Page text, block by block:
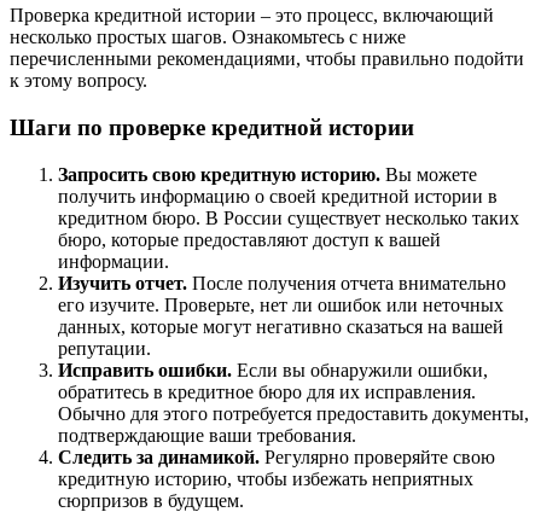
Проверка кредитной истории – это процесс, включающий
несколько простых шагов. Ознакомьтесь с ниже
перечисленными рекомендациями, чтобы правильно подойти
к этому вопросу.
Шаги по проверке кредитной истории
Запросить свою кредитную историю. Вы можете
получить информацию о своей кредитной истории в
кредитном бюро. В России существует несколько таких
бюро, которые предоставляют доступ к вашей
информации.
Изучить отчет. После получения отчета внимательно
его изучите. Проверьте, нет ли ошибок или неточных
данных, которые могут негативно сказаться на вашей
репутации.
Исправить ошибки. Если вы обнаружили ошибки,
обратитесь в кредитное бюро для их исправления.
Обычно для этого потребуется предоставить документы,
подтверждающие ваши требования.
Следить за динамикой. Регулярно проверяйте свою
кредитную историю, чтобы избежать неприятных
сюрпризов в будущем.